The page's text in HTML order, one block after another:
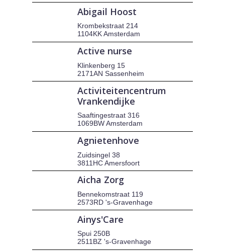
Abigail Hoost
Krombekstraat 214
1104KK Amsterdam
Active nurse
Klinkenberg 15
2171AN Sassenheim
Activiteitencentrum
Vrankendijke
Saaftingestraat 316
1069BW Amsterdam
Agnietenhove
Zuidsingel 38
3811HC Amersfoort
Aicha Zorg
Bennekomstraat 119
2573RD 's-Gravenhage
Ainys'Care
Spui 250B
2511BZ 's-Gravenhage